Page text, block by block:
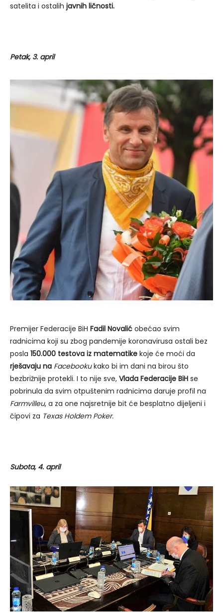
satelita i ostalih javnih ličnosti.
Petak, 3. april
Premijer Federacije BiH Fadil Novalić obećao svim
radnicima koji su zbog pandemije koronavirusa ostali bez
posla 150.000 testova iz matematike koje će moći da
rješavaju na Facebookukako bi im dani na birou što
bezbrižnije protekli. I to nije sve, Vlada Federacije BiH se
pobrinula da svim otpuštenim radnicima daruje profil na
Farmvilleu, a za one najsretnije bit će besplatno dijeljeni i
čipovi za Texas Holdem Poker.
Subota, 4. april